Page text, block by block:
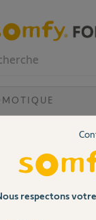
Rail-DIN V1
Bonjour,
Je possède une box
V1. Lors de l'ajout de
respectons